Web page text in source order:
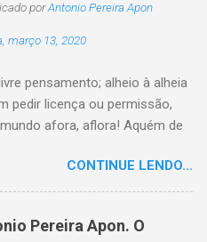
porAntonio Pereira Apon
março 13, 2020
pensamento; alheio à alheia
pedir licença ou permissão,
afora, aflora! Aquém de
intromissão... Antonio Pereira
Filosofando na vida , a
uma frase, verso,
CONTINUE LENDO...
Pereira Apon. O